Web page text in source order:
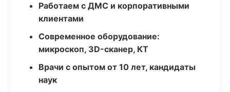
Работаем с ДМС и корпоративными
клиентами
Современное оборудование:
микроскоп, 3D-сканер, КТ
Врачи с опытом от 10 лет, кандидаты
наук